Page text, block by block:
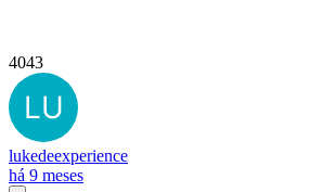
4043
lukedeexperience
há 9 meses